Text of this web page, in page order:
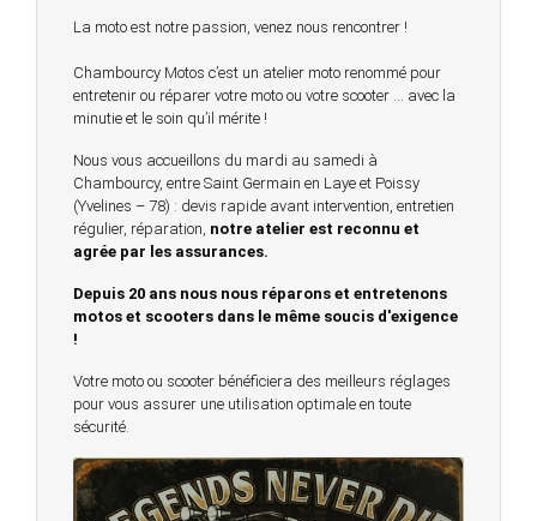
La moto est notre passion, venez nous rencontrer !
Chambourcy Motos c’est un atelier moto renommé pour
entretenir ou réparer votre moto ou votre scooter … avec la
minutie et le soin qu’il mérite !
Nous vous accueillons du mardi au samedi à
Chambourcy, entre Saint Germain en Laye et Poissy
(Yvelines – 78) : devis rapide avant intervention, entretien
régulier, réparation, notre atelier est reconnu et
agrée par les assurances.
Depuis 20 ans nous nous réparons et entretenons
motos et scooters dans le même soucis d'exigence
!
Votre moto ou scooter bénéficiera des meilleurs réglages
pour vous assurer une utilisation optimale en toute
sécurité.